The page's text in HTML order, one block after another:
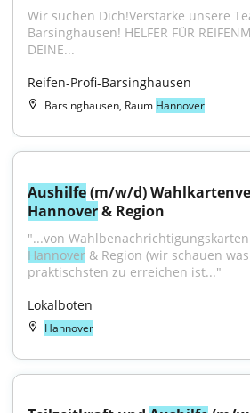
Wir suchen Dich!Verstärke unsere
Barsinghausen! HELFER FÜR
DEINE...
Reifen-Profi-Barsinghausen
Barsinghausen, Raum Hannover
Aushilfe
Hannover & Region
Hannover & Region (wir schauen
praktischsten zu erreichen ist..."
Lokalboten
Hannover